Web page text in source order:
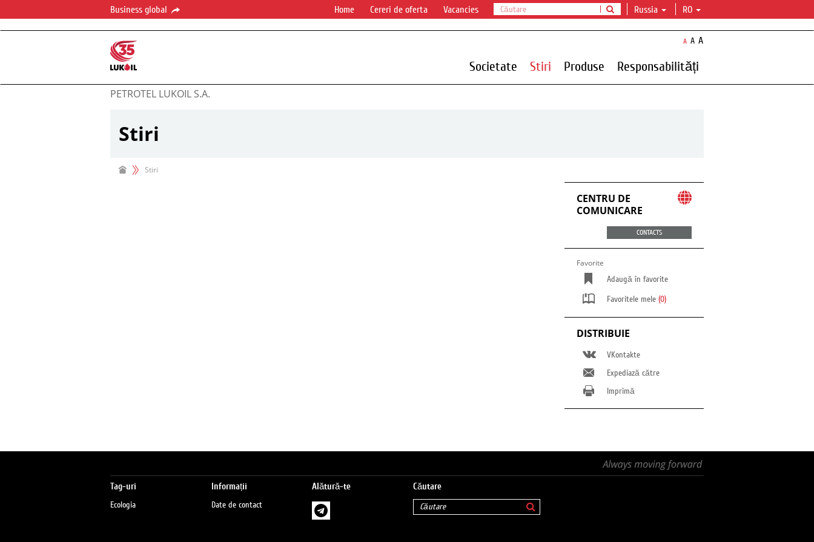
Business global Russia RO
Home Cereri de oferta Vacancies
A A A
Societate Stiri Produse Responsabilități
PETROTEL LUKOIL S.A.
Stiri
Stiri
CENTRU DE
COMUNICARE
CONTACTS
Favorite
Adaugă în favorite
Favoritele mele (0)
DISTRIBUIE
VKontakte
Expediază către
Imprimă
Tag-uri
Ecologia
Informații
Date de contact
Alătură-te Căutare